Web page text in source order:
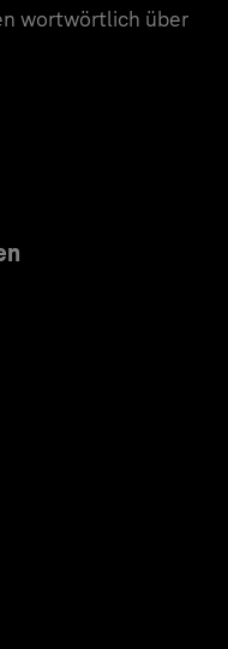
wortwörtlich über